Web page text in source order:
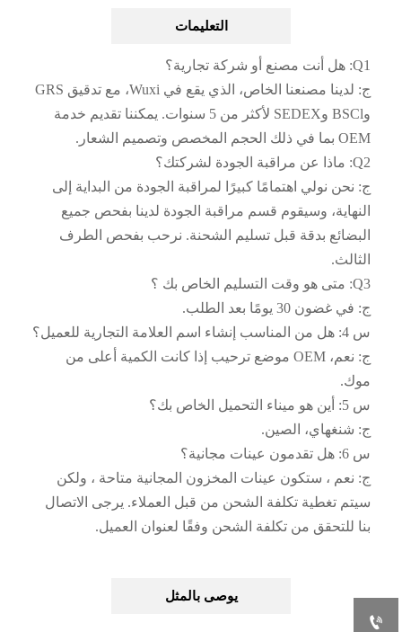
التعليمات
Q1: هل أنت مصنع أو شركة تجارية؟
ج: لدينا مصنعنا الخاص، الذي يقع في Wuxi، مع تدقيق GRS
وBSCl وSEDEX لأكثر من 5 سنوات. يمكننا تقديم خدمة
OEM بما في ذلك الحجم المخصص وتصميم الشعار.
Q2: ماذا عن مراقبة الجودة لشركتك؟
ج: نحن نولي اهتمامًا كبيرًا لمراقبة الجودة من البداية إلى
النهاية، وسيقوم قسم مراقبة الجودة لدينا بفحص جميع
البضائع بدقة قبل تسليم الشحنة. نرحب بفحص الطرف
الثالث.
Q3: متى هو وقت التسليم الخاص بك ؟
ج: في غضون 30 يومًا بعد الطلب.
س 4: هل من المناسب إنشاء اسم العلامة التجارية للعميل؟
ج: نعم، OEM موضع ترحيب إذا كانت الكمية أعلى من
موك.
س 5: أين هو ميناء التحميل الخاص بك؟
ج: شنغهاي، الصين.
س 6: هل تقدمون عينات مجانية؟
ج: نعم ، ستكون عينات المخزون المجانية متاحة ، ولكن
سيتم تغطية تكلفة الشحن من قبل العملاء. يرجى الاتصال
بنا للتحقق من تكلفة الشحن وفقًا لعنوان العميل.
يوصى بالمثل
